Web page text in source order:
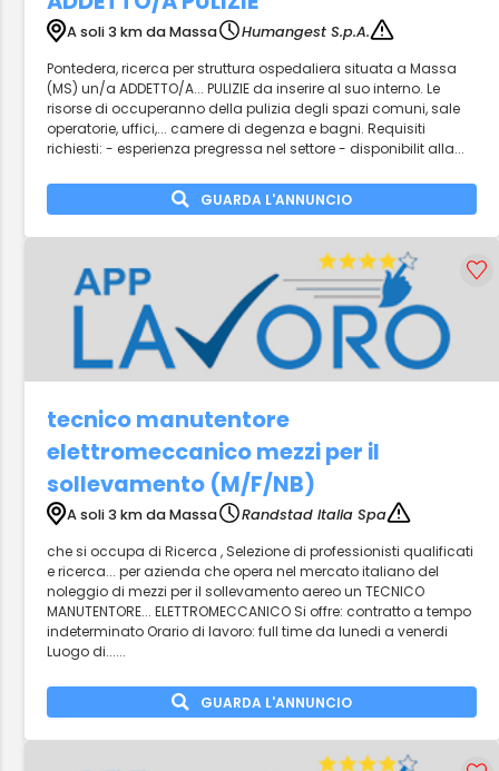
A soli 3 km da Massa
Humangest S.p.A.
Pontedera, ricerca per struttura ospedaliera situata a Massa
(MS) un/a ADDETTO/A... PULIZIE da inserire al suo interno. Le
risorse di occuperanno della pulizia degli spazi comuni, sale
operatorie, uffici,... camere di degenza e bagni. Requisiti
richiesti: - esperienza pregressa nel settore - disponibilit alla...
GUARDA L'ANNUNCIO
tecnico manutentore
elettromeccanico mezzi per il
sollevamento (M/F/NB)
A soli 3 km da Massa
Randstad Italia Spa
che si occupa di Ricerca , Selezione di professionisti qualificati
e ricerca... per azienda che opera nel mercato italiano del
noleggio di mezzi per il sollevamento aereo un TECNICO
MANUTENTORE... ELETTROMECCANICO Si offre: contratto a tempo
indeterminato Orario di lavoro: full time da lunedi a venerdi
Luogo di......
GUARDA L'ANNUNCIO